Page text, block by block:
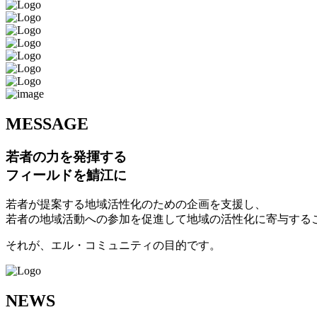
MESSAGE
若者の力を発揮する
フィールドを鯖江に
若者が提案する地域活性化のための企画を支援し、
若者の地域活動への参加を促進して地域の活性化に寄与する
それが、エル・コミュニティの目的です。
NEWS